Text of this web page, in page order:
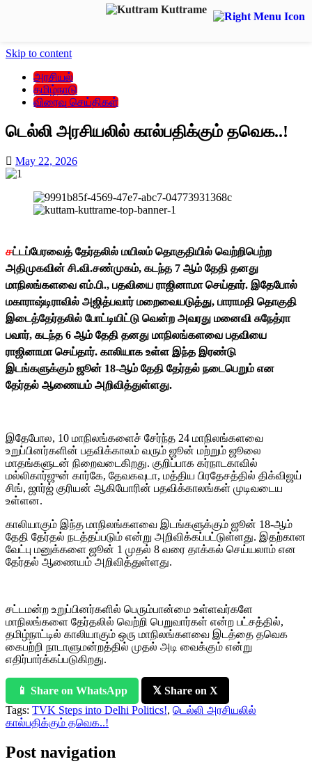
Skip to content
அரசியல்
தமிழ்நாடு
விரைவு செய்திகள்
டெல்லி அரசியலில் கால்பதிக்கும் தவெக..!
May 22, 2026
சட்டப்பேரவைத் தேர்தலில் மயிலம் தொகுதியில் வெற்றிபெற்ற
அதிமுகவின் சி.வி.சண்முகம், கடந்த 7 ஆம் தேதி தனது
மாநிலங்களவை எம்.பி., பதவியை ராஜினாமா செய்தார். இதேபோல்
மகாராஷ்டிராவில் அஜித்பவார் மறைவையடுத்து, பாராமதி தொகுதி
இடைத்தேர்தலில் போட்டியிட்டு வென்ற அவரது மனைவி சுநேத்ரா
பவார், கடந்த 6 ஆம் தேதி தனது மாநிலங்களவை பதவியை
ராஜினாமா செய்தார். காலியாக உள்ள இந்த இரண்டு
இடங்களுக்கும் ஜூன் 18-ஆம் தேதி தேர்தல் நடைபெறும் என
தேர்தல் ஆணையம் அறிவித்துள்ளது.
இதேபோல, 10 மாநிலங்களைச் சேர்ந்த 24 மாநிலங்களவை
உறுப்பினர்களின் பதவிக்காலம் வரும் ஜூன் மற்றும் ஜூலை
மாதங்களுடன் நிறைவடைகிறது. குறிப்பாக கர்நாடகாவில்
மல்லிகார்ஜுன் கார்கே, தேவகவுடா, மத்திய பிரதேசத்தில் திக்விஜய்
சிங், ஜார்ஜ் குரியன் ஆகியோரின் பதவிக்காலங்கள் முடிவடைய
உள்ளன.
காலியாகும் இந்த மாநிலங்களவை இடங்களுக்கும் ஜூன் 18-ஆம்
தேதி தேர்தல் நடத்தப்படும் என்று அறிவிக்கப்பட்டுள்ளது. இதற்கான
வேட்பு மனுக்களை ஜூன் 1 முதல் 8 வரை தாக்கல் செய்யலாம் என
தேர்தல் ஆணையம் அறிவித்துள்ளது.
சட்டமன்ற உறுப்பினர்களில் பெரும்பான்மை உள்ளவர்களே
மாநிலங்களை தேர்தலில் வெற்றி பெறுவார்கள் என்ற பட்சத்தில்,
தமிழ்நாட்டில் காலியாகும் ஒரு மாநிலங்களவை இடத்தை தவெக
கைபற்றி நாடாளுமன்றத்தில் முதல் அடி வைக்கும் என்று
எதிர்பார்க்கப்படுகிறது.
📱 Share on WhatsApp
𝕏 Share on X
Tags: TVK Steps into Delhi Politics!, டெல்லி அரசியலில்
கால்பதிக்கும் தவெக..!
Post navigation